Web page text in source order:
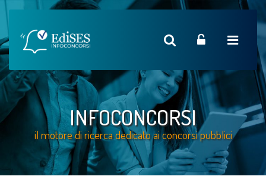
INFOCONCORSI
il motore di ricerca dedicato ai concorsi pubblici